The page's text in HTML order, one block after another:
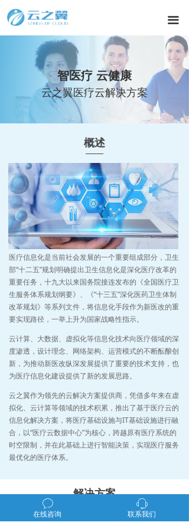
끀
智医疗 云健康
云之翼医疗云解决方案
医疗信息化是当前社会发展的一个重要组成部分，卫生
部“十二五”规划明确提出卫生信息化是深化医疗改革的
重要任务，十九大以来国务院接连发布的《全国医疗卫
生服务体系规划纲要》、《“十三五”深化医药卫生体制
改革规划》等系列文件，将信息化手段作为新医改的重
要实现路径，一举上升为国家战略性指示。
云计算、大数据、虚拟化等信息化技术向医疗领域的深
度渗透，设计理念、网络架构、运营模式的不断酝酿创
新，为推动新医改纵深发展提供了重要的技术支持，也
为医疗信息化建设提供了新的发展思路。
云之翼作为领先的云解决方案提供商，凭借多年来在虚
拟化、云计算等领域的技术积累，推出了基于医疗云的
信息化解决方案，将医疗基础设施与IT基础设施进行融
合，以“医疗云数据中心”为核心，跨越原有医疗系统的
时空限制，并在此基础上进行智能决策，实现医疗服务
最优化的医疗体系。
概述
解决方案
ꂖ
在线咨询
ꁱ
联系我们